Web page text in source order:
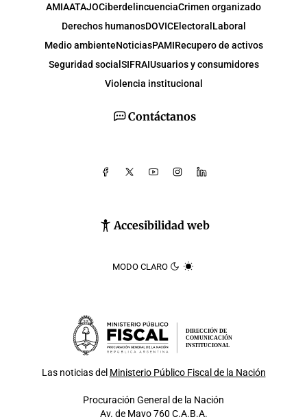
Contáctanos
Accesibilidad web
MODO CLARO
AMIAATAJOCiberdelincuenciaCrimen organizado
Derechos humanosDOVICElectoral Laboral
Medio ambienteNoticiasPAMIRecupero de activos
Seguridad social SIFRAIUsuarios y consumidores
Violencia institucional
DIRECCIÓN DE
COMUNICACIÓN
INSTITUCIONAL
Las noticias del Ministerio Público Fiscal de la Nación
Procuración General de la Nación
Av. de Mayo 760 C.A.B.A.